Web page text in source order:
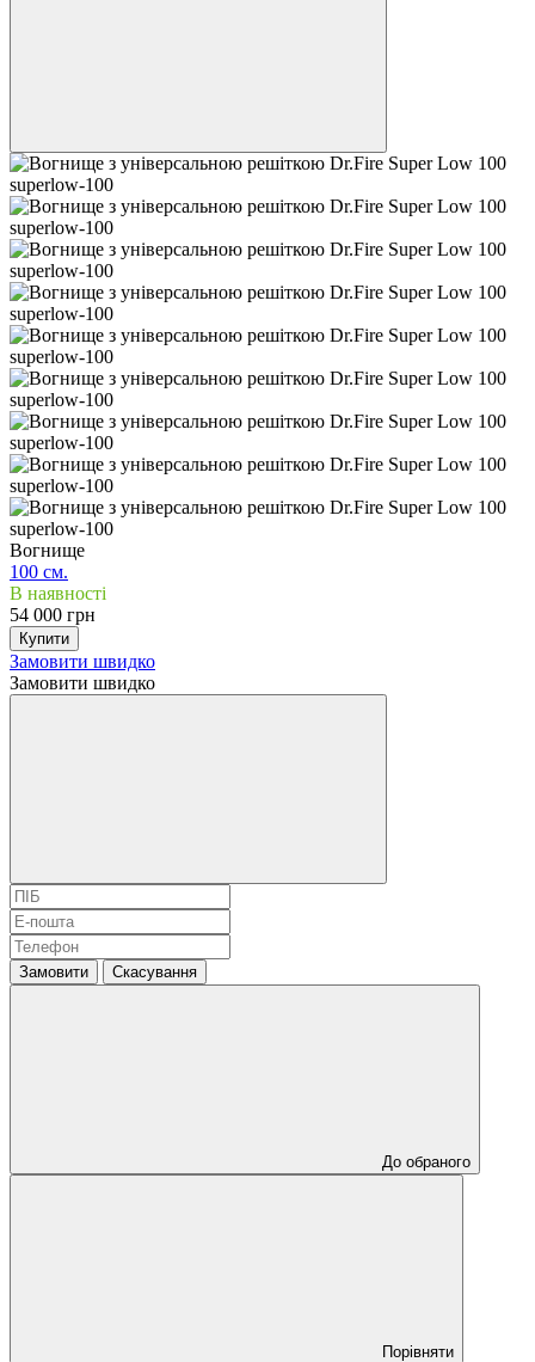
Вогнище
100 см.
В наявності
54 000 грн
Купити
Замовити швидко
Замовити швидко
Замовити Скасування
До обраного
Порівняти